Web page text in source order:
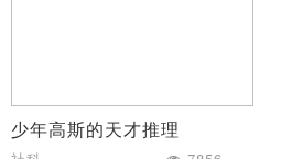
少年高斯的天才推理